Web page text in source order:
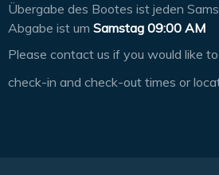
Übergabe des Bootes ist jeden
Abgabe ist um Samstag 09:00 AM
Please contact us if you would like
check-in and check-out times or